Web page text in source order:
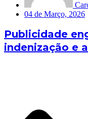
04 de Março, 2026
Publicidade
indenização e